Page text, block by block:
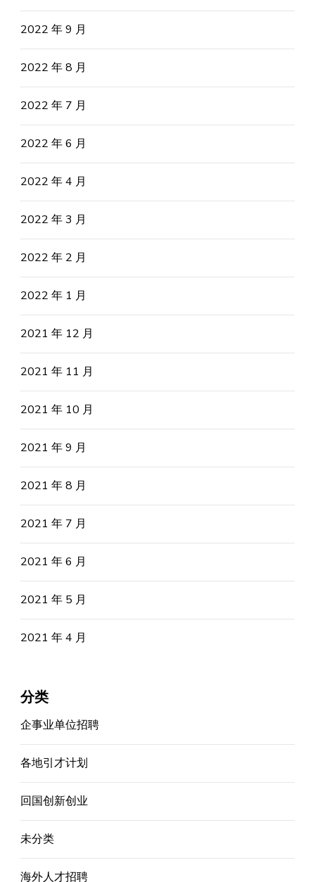
2022 年 9 月
2022 年 8 月
2022 年 7 月
2022 年 6 月
2022 年 4 月
2022 年 3 月
2022 年 2 月
2022 年 1 月
2021 年 12 月
2021 年 11 月
2021 年 10 月
2021 年 9 月
2021 年 8 月
2021 年 7 月
2021 年 6 月
2021 年 5 月
2021 年 4 月
分类
企事业单位招聘
各地引才计划
回国创新创业
未分类
海外人才招聘